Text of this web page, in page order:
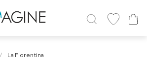
/ La Florentina